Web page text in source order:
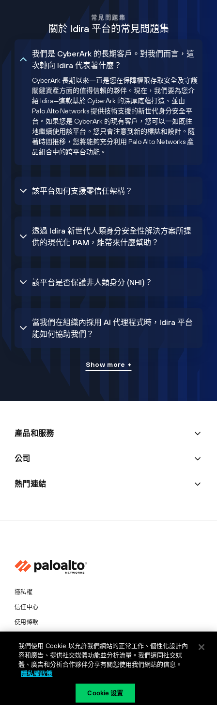
常見問題集
關於 Idira 平台的常見問題集
我們是 CyberArk 的長期客戶。對我們而言，這
次轉向 Idira 代表著什麼？
CyberArk 長期以來一直是您在保障權限存取安全及守護
關鍵資產方面的值得信賴的夥伴。現在，我們要為您介
紹 Idira—這款基於 CyberArk 的深厚底蘊打造、並由
Palo Alto Networks 提供技術支援的新世代身分安全平
台。如果您是 CyberArk 的現有客戶，您可以一如既往
地繼續使用該平台。您只會注意到新的標誌和設計。隨
著時間推移，您將能夠充分利用 Palo Alto Networks 產
品組合中的跨平台功能。
該平台如何支援零信任架構？
透過 Idira 新世代人類身分安全性解決方案所提
供的現代化 PAM，能帶來什麼幫助？
該平台是否保護非人類身分 (NHI)？
當我們在組織內採用 AI 代理程式時，Idira 平台
能如何協助我們？
Show more +
產品和服務
公司
熱門連結
隱私權
信任中心
使用條款
Copyright © 2026 Palo Alto Networks. All Rights Reserved
我們使用 Cookie 以允許我們網站的正常工作、個性化設計內
容和廣告、提供社交媒體功能並分析流量。我們還同社交媒
體、廣告和分析合作夥伴分享有關您使用我們網站的信息。
隱私權政策
Cookie 设置